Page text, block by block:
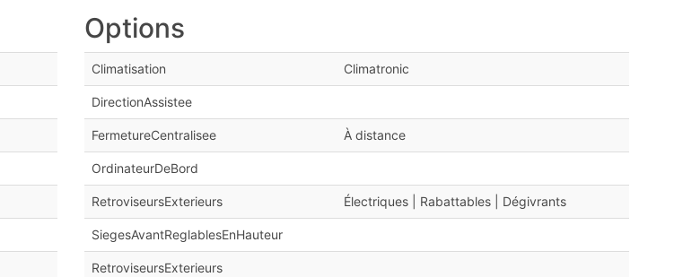
Options
Climatisation Climatronic
DirectionAssistee
FermetureCentralisee À distance
OrdinateurDeBord
RetroviseursExterieurs Électriques | Rabattables | Dégivrants
SiegesAvantReglablesEnHauteur
RetroviseursExterieurs